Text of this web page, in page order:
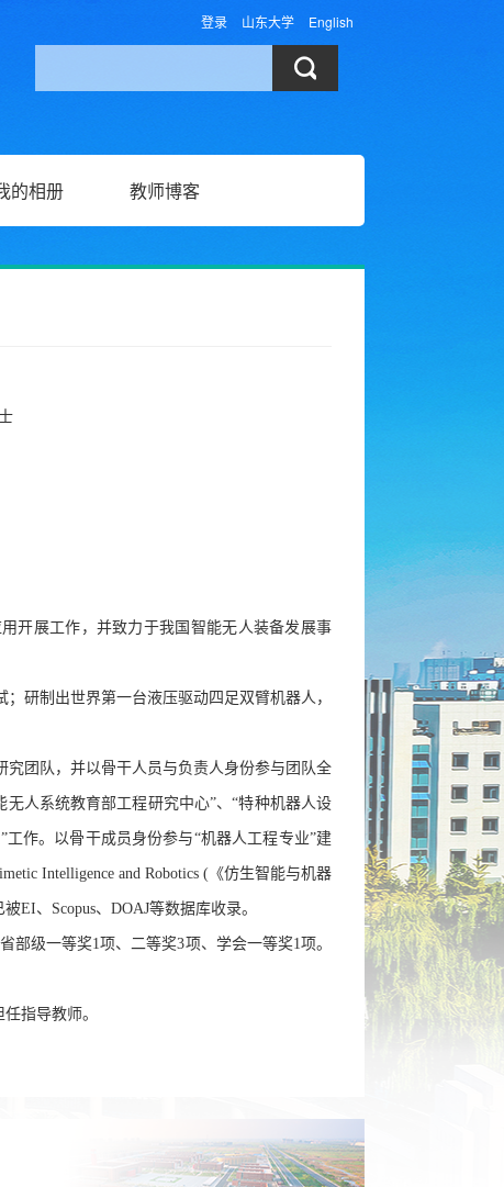
登录 山东大学 English
的相册 教师博客
开展工作，并致力于我国智能无人装备发展事
研制出世界第一台液压驱动四足双臂机器人，
团队，并以骨干人员与负责人身份参与团队全
人系统教育部工程研究中心”、“特种机器人设
作。 以骨干成员身份参与“机器人工程专业”建
Intelligence and Robotics (《仿生智能与机器
EI、Scopus、DOAJ等数据库收录。
级一等奖1项、二等奖3项、学会一等奖1项。
指导教师。